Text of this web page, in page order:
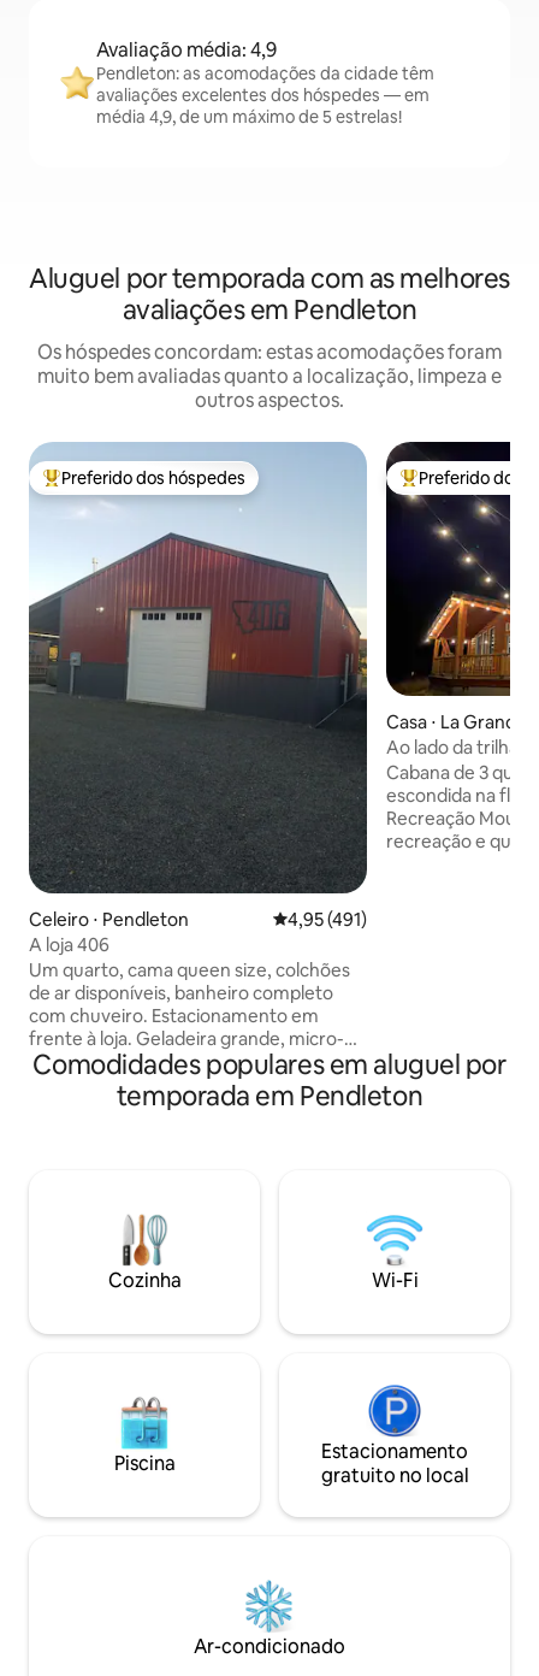
Avaliação média: 4,9
Pendleton: as acomodações da cidade têm
avaliações excelentes dos hóspedes — em
média 4,9, de um máximo de 5 estrelas!
Aluguel por temporada com as melhores
avaliações em Pendleton
Os hóspedes concordam: estas acomodações foram
muito bem avaliadas quanto a localização, limpeza e
outros aspectos.
Entre os melhores preferidos dos hóspedes
Preferido dos hóspedes
Celeiro ⋅ Pendleton 4,95 de uma avaliação média de
4,95 (491)
A loja 406
Um quarto, cama queen size, colchões
de ar disponíveis, banheiro completo
com chuveiro. Estacionamento em
frente à loja. Geladeira grande, micro-
ondas, churrasqueira a gás propano,
torradeira e Keurig. - Pisos de concreto
em toda a casa, aceita animais de
propriedade após as 23h será cobrado
como um ocupante adicional. PROIBIDO
FESTAS NÃO AUTORIZADAS. Você será
convidado a desocupar a propriedade e
Entre os
Preferido dos
Casa ⋅ La Grande
Ao lado da trilha!
Área Recreativa
Cabana de 3
escondida na
Recreação Mount
recreação e
filme no quarto
trabalho
Comodidades populares em aluguel por
temporada em Pendleton
Cozinha Wi-Fi
Piscina
Estacionamento
gratuito no local
Ar-condicionado